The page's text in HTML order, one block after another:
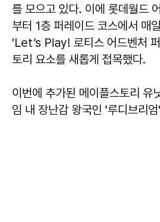
를 모으고 있다. 이에 롯데월드
부터 1층 퍼레이드 코스에서 매
'Let’s Play! 로티스 어드벤처
토리 요소를 새롭게 접목했다.
이번에 추가된 메이플스토리 유
임 내 장난감 왕국인 '루디브리